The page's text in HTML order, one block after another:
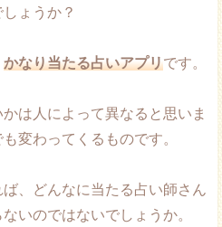
ょうか？
かなり当たる占いアプリです。
は人によって異なると思いま
変わってくるものです。
、どんなに当たる占い師さん
いのではないでしょうか。